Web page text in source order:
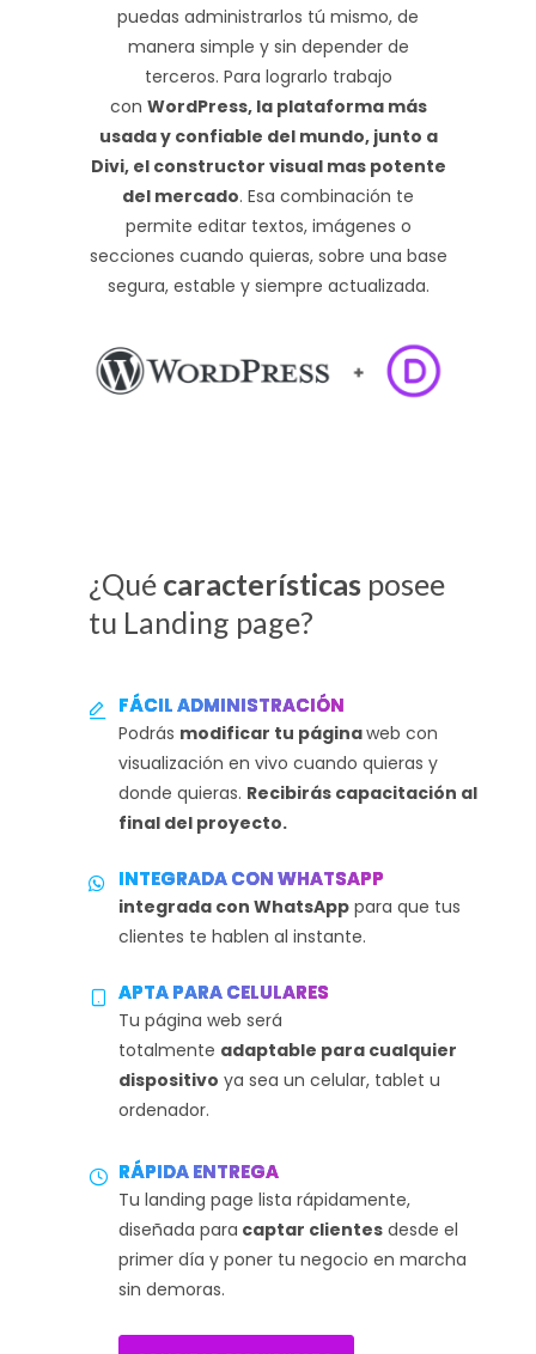
puedas administrarlos tú mismo, de
manera simple y sin depender de
terceros. Para lograrlo trabajo
con WordPress, la plataforma más
usada y confiable del mundo, junto a
Divi, el constructor visual mas potente
del mercado. Esa combinación te
permite editar textos, imágenes o
secciones cuando quieras, sobre una base
segura, estable y siempre actualizada.
¿Qué características posee
tu Landing page?
FÁCIL ADMINISTRACIÓN
Podrás modificar tu páginaweb con
visualización en vivo cuando quieras y
donde quieras. Recibirás capacitación al
final del proyecto.
INTEGRADA CON WHATSAPP
integrada con WhatsApp para que tus
clientes te hablen al instante.
APTA PARA CELULARES
Tu página web será
totalmente adaptable para cualquier
dispositivo ya sea un celular, tablet u
ordenador.
RÁPIDA ENTREGA
Tu landing page lista rápidamente,
diseñada para captar clientes desde el
primer día y poner tu negocio en marcha
sin demoras.